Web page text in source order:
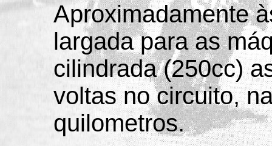
Aproximadamente
largada para as
cilindrada (250cc)
voltas no circuito,
quilometros.